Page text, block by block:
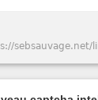
sebsauvage.net/